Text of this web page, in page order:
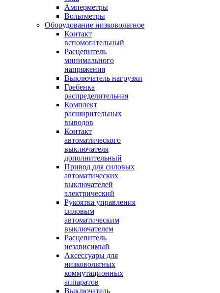
Амперметры
Вольтметры
Оборудование низковольтное
Контакт
вспомогательный
Расцепитель
минимального
напряжения
Выключатель нагрузки
Гребенка
распределительная
Комплект
расширительных
выводов
Контакт
автоматического
выключателя
дополнительный
Привод для силовых
автоматических
выключателей
электрический
Рукоятка управления
силовым
автоматическим
выключателем
Расцепитель
независимый
Аксессуары для
низковольтных
коммутационных
аппаратов
Выключатель